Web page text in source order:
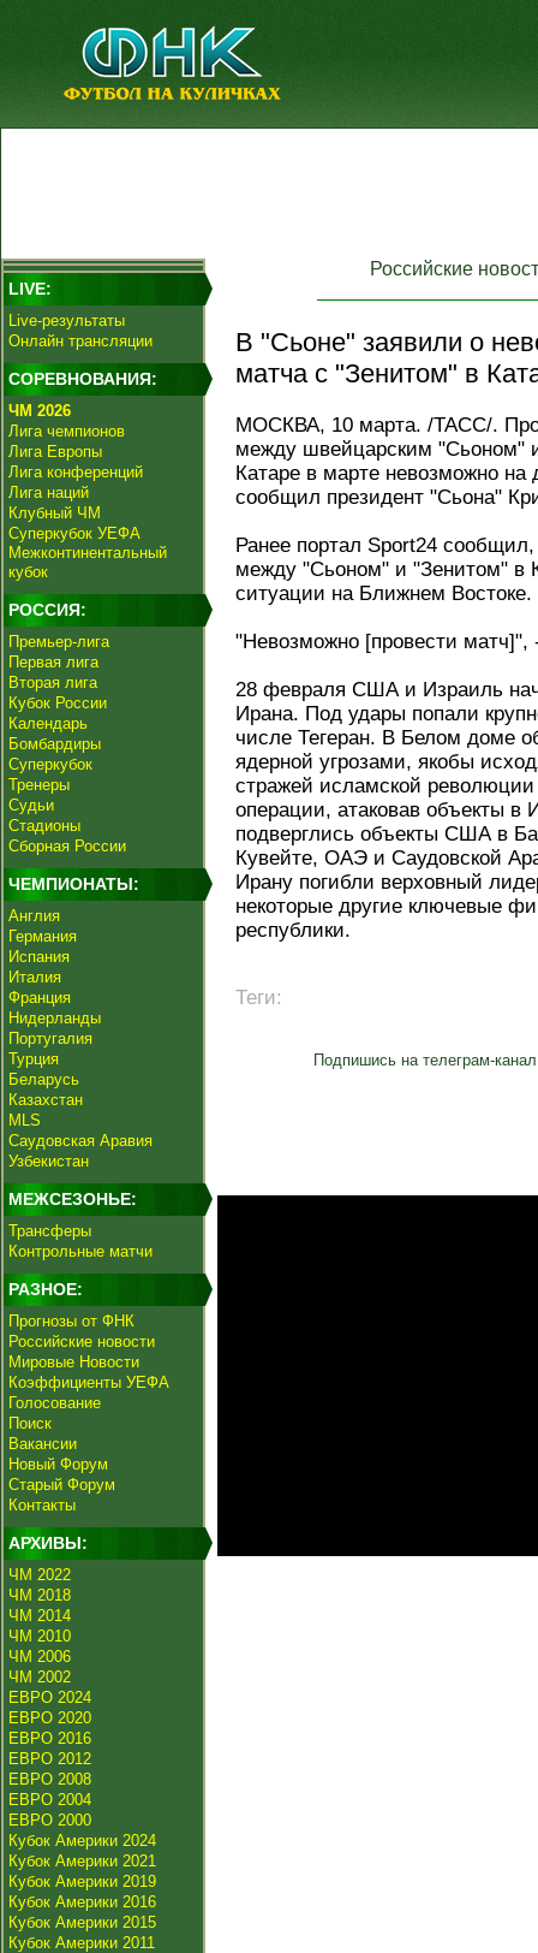
LIVE:
Live-результаты
Онлайн трансляции
СОРЕВНОВАНИЯ:
ЧМ 2026
Лига чемпионов
Лига Европы
Лига конференций
Лига наций
Клубный ЧМ
Суперкубок УЕФА
Межконтинентальный
кубок
РОССИЯ:
Премьер-лига
Первая лига
Вторая лига
Кубок России
Календарь
Бомбардиры
Суперкубок
Тренеры
Судьи
Стадионы
Сборная России
ЧЕМПИОНАТЫ:
Англия
Германия
Испания
Италия
Франция
Нидерланды
Португалия
Турция
Беларусь
Казахстан
MLS
Саудовская Аравия
Узбекистан
МЕЖСЕЗОНЬЕ:
Трансферы
Контрольные матчи
РАЗНОЕ:
Прогнозы от ФНК
Российские новости
Мировые Новости
Коэффициенты УЕФА
Голосование
Поиск
Вакансии
Новый Форум
Старый Форум
Контакты
АРХИВЫ:
ЧМ 2022
ЧМ 2018
ЧМ 2014
ЧМ 2010
ЧМ 2006
ЧМ 2002
ЕВРО 2024
ЕВРО 2020
ЕВРО 2016
ЕВРО 2012
ЕВРО 2008
ЕВРО 2004
ЕВРО 2000
Кубок Америки 2024
Кубок Америки 2021
Кубок Америки 2019
Кубок Америки 2016
Кубок Америки 2015
Кубок Америки 2011
Российские
В "Сьоне" заявили о
матча с "Зенитом" в
МОСКВА, 10 марта. /ТАСС/.
между швейцарским "Сьоном"
Катаре в марте невозможно
сообщил президент "Сьона"
Ранее портал Sport24
между "Сьоном" и "Зенитом" в
ситуации на Ближнем Востоке.
"Невозможно [провести матч]",
28 февраля США и Израиль
Ирана. Под удары попали
числе Тегеран. В Белом доме
ядерной угрозами, якобы
стражей исламской
операции, атаковав объекты в
подверглись объекты США в
Кувейте, ОАЭ и Саудовской
Ирану погибли верховный
некоторые другие ключевые
республики.
Теги:
Подпишись на телеграм-